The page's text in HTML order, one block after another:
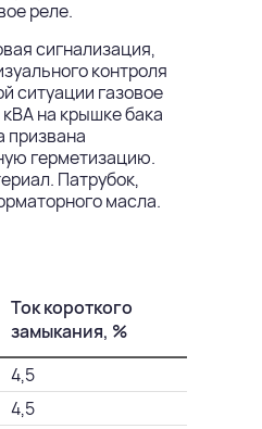
реле.
сигнализация,
контроля
ситуации газовое
на крышке бака
призвана
герметизацию.
Патрубок,
масла.
Ток короткого
замыкания, %
4,5
4,5